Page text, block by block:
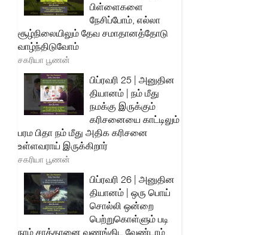
பிள்ளைகளை
நேசிப்போம், எல்லா
சூழ்நிலையிலும் தேவ சமாதானத்தோடு
வாழ்ந்திடுவோம்
சகரியா பூணன்
பிப்ரவரி 25 | அனுதின
தியானம் | நம் மீது
நமக்கு இருக்கும்
கரிசனையை காட்டிலும்
பரம பிதா நம் மீது அதிக கரிசனை
உள்ளவராய் இருக்கிறார்
சகரியா பூணன்
பிப்ரவரி 26 | அனுதின
தியானம் | ஒரு பொய்
சொல்லி ஒன்றை
பெற்றுகொள்ளும் படி
நாம் சாத்தானை வணங்கிட வேண்டாம்